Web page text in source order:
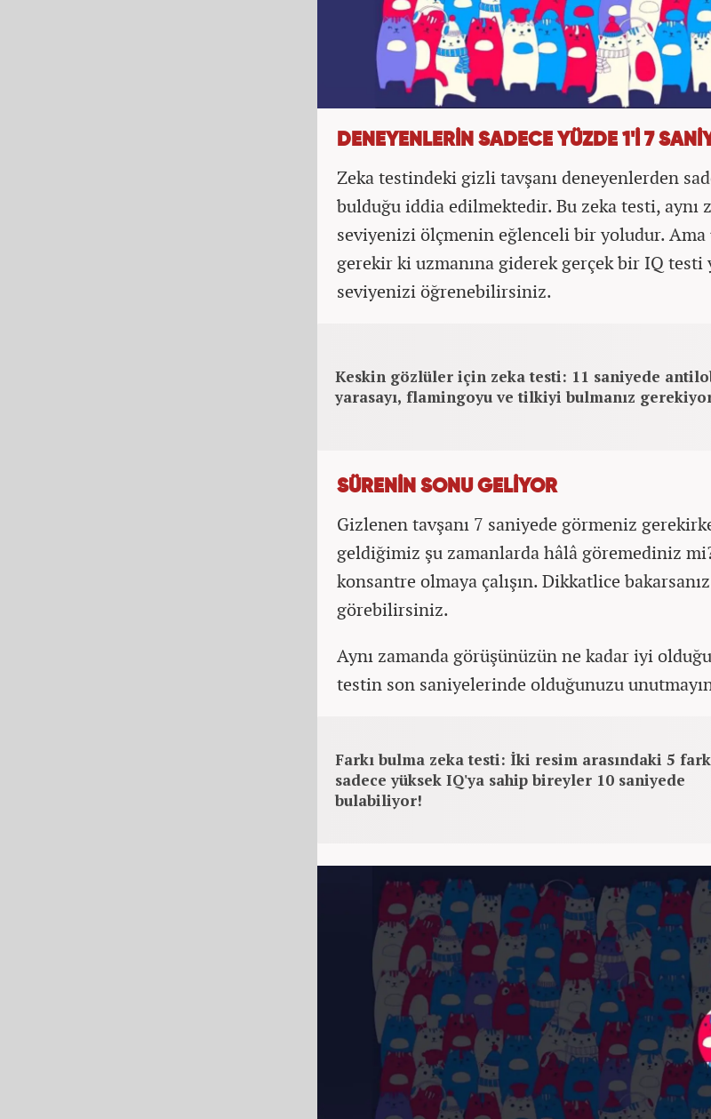
DENEYENLERİN SADECE YÜZDE 1'İ 7
Zeka testindeki gizli tavşanı deneyenlerden
bulduğu iddia edilmektedir. Bu zeka testi, aynı
seviyenizi ölçmenin eğlenceli bir yoludur. Ama
gerekir ki uzmanına giderek gerçek bir IQ testi
seviyenizi öğrenebilirsiniz.
Keskin gözlüler için zeka testi: 11 saniyede
yarasayı, flamingoyu ve tilkiyi bulmanız
SÜRENİN SONU GELİYOR
Gizlenen tavşanı 7 saniyede görmeniz
geldiğimiz şu zamanlarda hâlâ göremediniz
konsantre olmaya çalışın. Dikkatlice
görebilirsiniz.
Aynı zamanda görüşünüzün ne kadar iyi
testin son saniyelerinde olduğunuzu
Farkı bulma zeka testi: İki resim arasındaki 5
sadece yüksek IQ'ya sahip bireyler 10 saniyede
bulabiliyor!